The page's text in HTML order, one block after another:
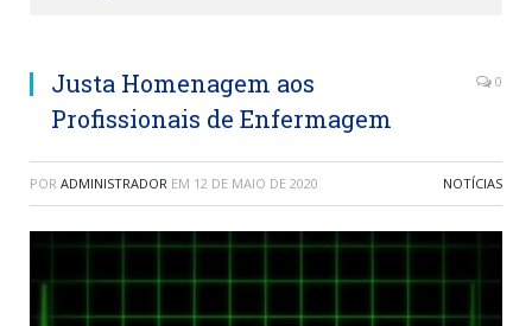
Justa Homenagem aos
Profissionais de Enfermagem
0
POR ADMINISTRADOR EM 12 DE MAIO DE 2020 NOTÍCIAS
Tocador
de